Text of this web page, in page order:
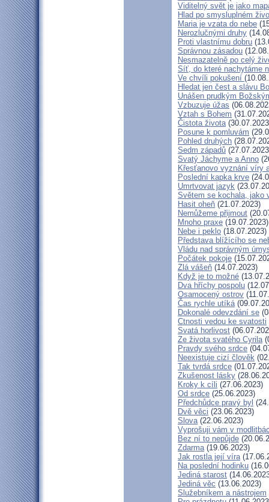
Viditelný svět je jako
Hlad po smysluplném
Maria je vzata do nebe
Nerozlučnými druhy
Proti vlastnímu dobru
Správnou zásadou
Nesmazatelně po celý
Síť, do které nachytáme
Ve chvíli pokušení
Hledat jen čest a slávu
Unášen prudkým
Vzbuzuje úžas
Vztah s Bohem
Čistota života
Posune k pomluvám
Pohled druhých
Sedm západů
Svatý Jáchyme a Anno
Křesťanovo vyznání víry
Poslední kapka krve
Umrtvovat jazyk
Světem se kochala, jako
Hasit oheň (21.07.2023)
Nemůžeme přijmout
Mnoho praxe (19.07.2023)
Nebe i peklo (18.07.2023)
Představa blížícího se
Vládu nad správným
Počátek pokoje
Zlá vášeň (14.07.2023)
Když je to možné
Dva hříchy pospolu
Osamocený ostrov
Čas rychle utíká
Dokonalé odevzdání se
Ctnosti vedou ke svatosti
Svatá horlivost
Ze života svatého Cyrila
Pravdy svého srdce
Neexistuje cizí člověk
Tak tvrdá srdce
Zkušenost lásky
Kroky k cíli (27.06.2023)
Od srdce (25.06.2023)
Předchůdce pravý byl
Dvě věci (23.06.2023)
Slova(22.06.2023)
Vyprošuji vám v
Bez ní to nepůjde
Zdarma(19.06.2023)
Jak rostla její víra
Na poslední hodinku
Jediná starost
Jediná věc (13.06.2023)
Služebníkem a nástrojem